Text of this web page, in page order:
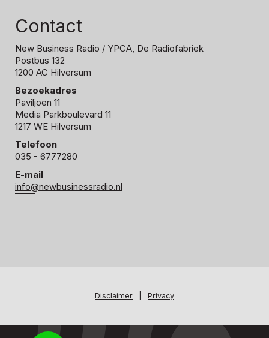
Contact
New Business Radio / YPCA, De Radiofabriek
Postbus 132
1200 AC Hilversum
Bezoekadres
Paviljoen 11
Media Parkboulevard 11
1217 WE Hilversum
Telefoon
035 - 6777280
E-mail
info@newbusinessradio.nl
Disclaimer Privacy